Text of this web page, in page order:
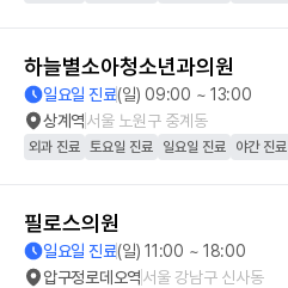
하늘별소아청소년과의원
일요일 진료(일) 09:00 ~ 13:00
상계역서울 노원구 중계동
외과 진료 토요일 진료 일요일 진료 야간 진료
필로스의원
일요일 진료(일) 11:00 ~ 18:00
압구정로데오역서울 강남구 신사동